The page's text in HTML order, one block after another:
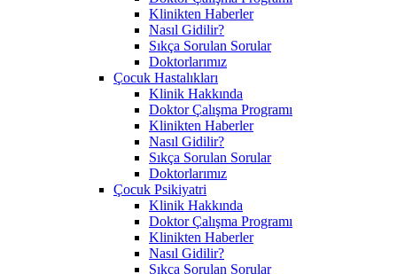
Klinikten Haberler
Nasıl Gidilir?
Sıkça Sorulan Sorular
Doktorlarımız
Çocuk Hastalıkları
Klinik Hakkında
Doktor Çalışma Programı
Klinikten Haberler
Nasıl Gidilir?
Sıkça Sorulan Sorular
Doktorlarımız
Çocuk Psikiyatri
Klinik Hakkında
Doktor Çalışma Programı
Klinikten Haberler
Nasıl Gidilir?
Sıkça Sorulan Sorular